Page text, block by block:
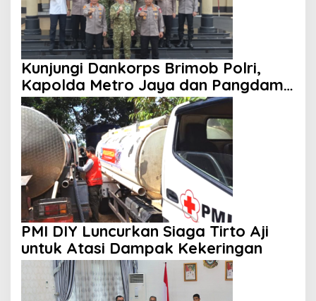
Kunjungi Dankorps Brimob Polri,
Kapolda Metro Jaya dan Pangdam
Jaya Perkuat Soliditas TNI-Polri
PMI DIY Luncurkan Siaga Tirto Aji
untuk Atasi Dampak Kekeringan